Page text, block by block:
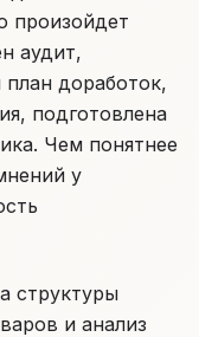
произойдет
аудит,
доработок,
подготовлена
Чем понятнее
у
структуры
и анализ